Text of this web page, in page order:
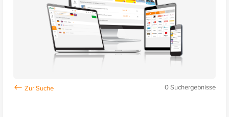
0Suchergebnisse